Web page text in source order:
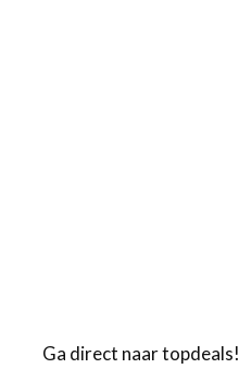
Ga direct naar topdeals!